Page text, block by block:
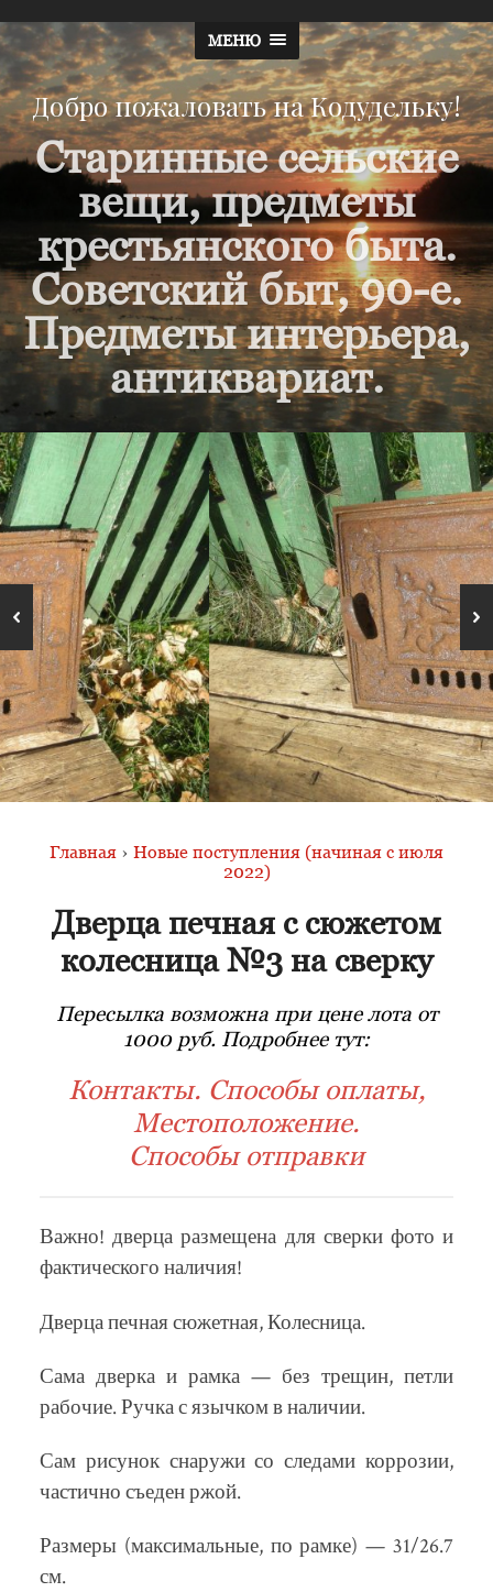
МЕНЮ
Добро пожаловать на Кодудельку!
Старинные сельские
вещи, предметы
крестьянского быта.
Советский быт, 90-е.
Предметы интерьера,
антиквариат.
Главная › Новые поступления (начиная с июля
2022)
Дверца печная с сюжетом
колесница №3 на сверку
Пересылка возможна при цене лота от
1000 руб. Подробнее тут:
Контакты. Способы оплаты,
Местоположение.
Способы отправки
Важно! дверца размещена для сверки фото и
фактического наличия!
Дверца печная сюжетная, Колесница.
Сама дверка и рамка — без трещин, петли
рабочие. Ручка с язычком в наличии.
Сам рисунок снаружи со следами коррозии,
частично съеден ржой.
Размеры (максимальные, по рамке) — 31/26.7
см.